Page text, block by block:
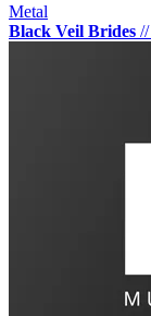
Metal
Black Veil Brides //